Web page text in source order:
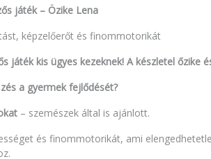
játék – Özike Lena
képzelőerőt és finommotorikát
játék kis ügyes kezeknek! A készletel őzike
a gyermek fejlődését?
– szemészek által is ajánlott.
és finommotorikát, ami